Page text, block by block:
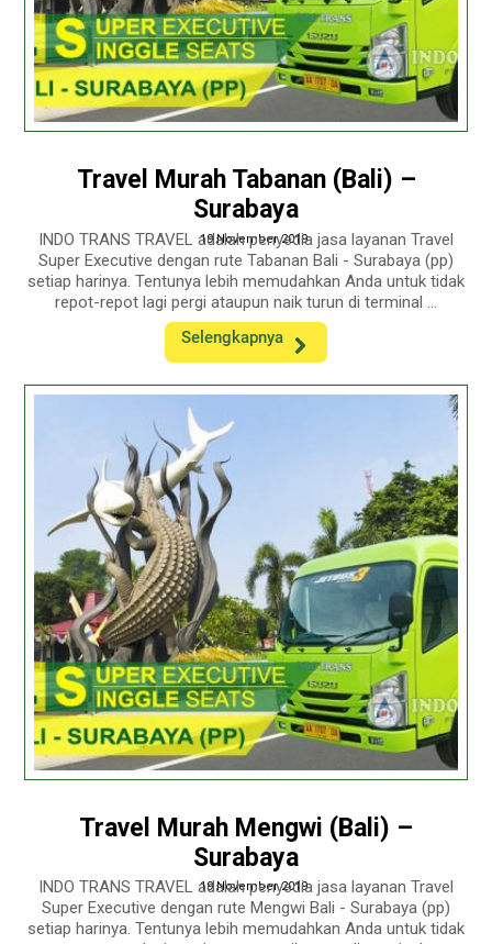
Travel Murah Tabanan (Bali) –
Surabaya
19 November 2019
INDO TRANS TRAVEL adalah penyedia jasa layanan Travel
Super Executive dengan rute Tabanan Bali - Surabaya (pp)
setiap harinya. Tentunya lebih memudahkan Anda untuk tidak
repot-repot lagi pergi ataupun naik turun di terminal ...
Selengkapnya
Travel Murah Mengwi (Bali) –
Surabaya
19 November 2019
INDO TRANS TRAVEL adalah penyedia jasa layanan Travel
Super Executive dengan rute Mengwi Bali - Surabaya (pp)
setiap harinya. Tentunya lebih memudahkan Anda untuk tidak